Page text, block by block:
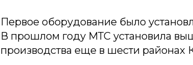
Первое оборудование было
В прошлом году МТС установила
производства еще в шести районах